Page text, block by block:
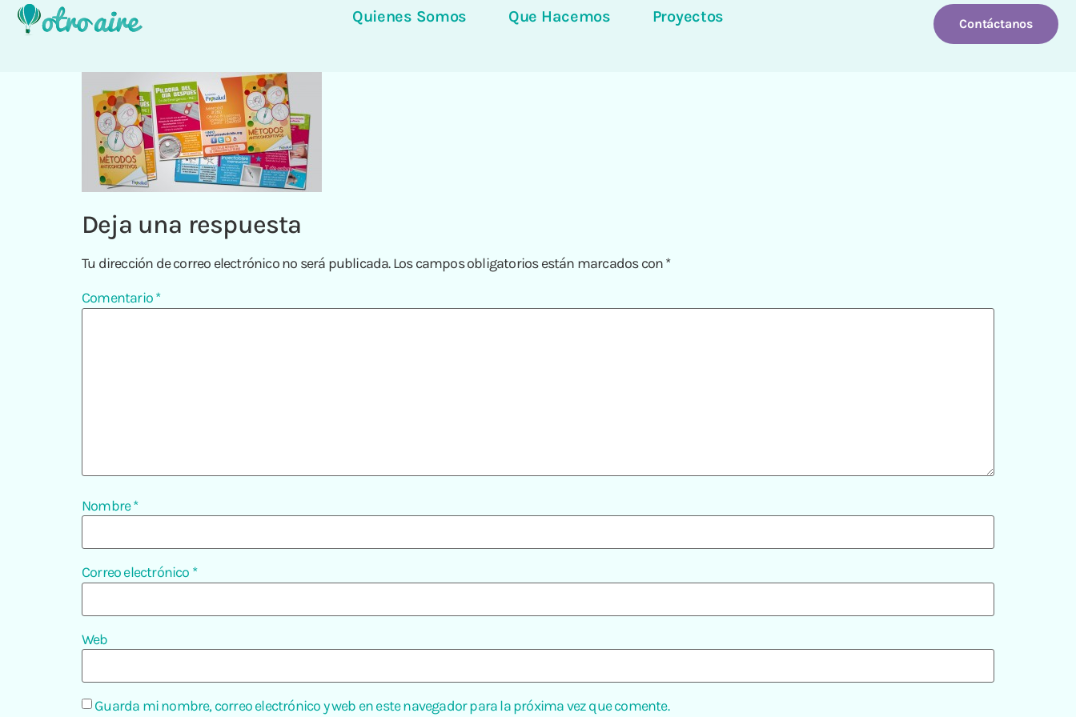
Quienes Somos Que Hacemos Proyectos Contáctanos
Deja una respuesta
Tu dirección de correo electrónico no será publicada.Los campos obligatorios están marcados con*
Comentario*
Nombre*
Correo electrónico *
Web
Guarda mi nombre, correo electrónico y web en este navegador para la próxima vez que comente.